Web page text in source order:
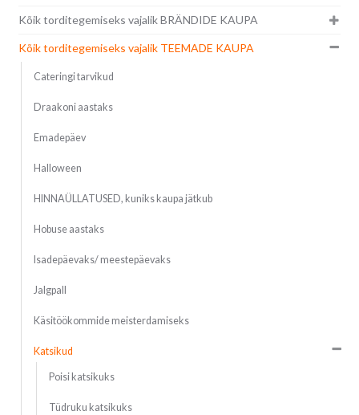
Kõik torditegemiseks vajalik BRÄNDIDE KAUPA
Kõik torditegemiseks vajalik TEEMADE KAUPA
Cateringi tarvikud
Draakoni aastaks
Emadepäev
Halloween
HINNAÜLLATUSED, kuniks kaupa jätkub
Hobuse aastaks
Isadepäevaks/ meestepäevaks
Jalgpall
Käsitöökommide meisterdamiseks
Katsikud
Poisi katsikuks
Tüdruku katsikuks